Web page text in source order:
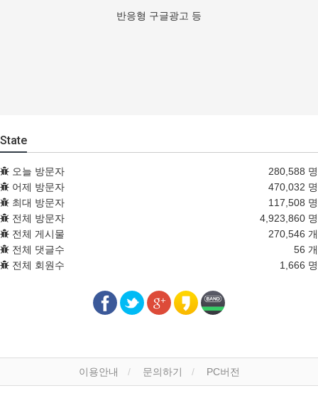
반응형 구글광고 등
State
오늘 방문자
280,588 명
어제 방문자
470,032 명
최대 방문자
117,508 명
전체 방문자
4,923,860 명
전체 게시물
270,546 개
전체 댓글수
56 개
전체 회원수
1,666 명
이용안내 문의하기 PC버전